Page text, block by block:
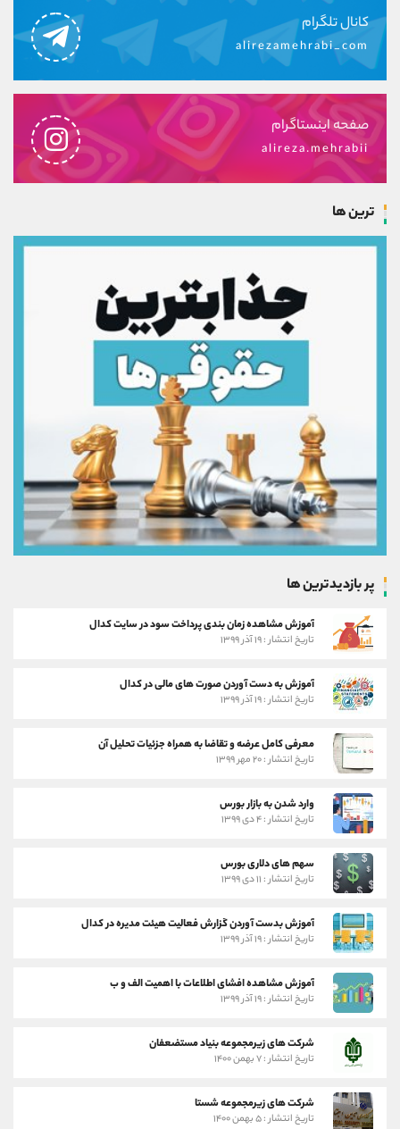
کانال تلگرام
alirezamehrabi_com
صفحه اینستاگرام
alireza.mehrabii
ترین ها
پر بازدیدترین ها
آموزش مشاهده زمان بندی پرداخت سود در سایت کدال
تاریخ انتشار : ۱۹ آذر ۱۳۹۹
آموزش به دست آوردن صورت های مالی در کدال
تاریخ انتشار : ۱۹ آذر ۱۳۹۹
معرفی کامل عرضه و تقاضا به همراه جزئیات تحلیل آن
تاریخ انتشار : ۲۰ مهر ۱۳۹۹
وارد شدن به بازار بورس
تاریخ انتشار : ۴ دی ۱۳۹۹
سهم های دلاری بورس
تاریخ انتشار : ۱۱ دی ۱۳۹۹
آموزش بدست آوردن گزارش فعالیت هیئت مدیره در کدال
تاریخ انتشار : ۱۹ آذر ۱۳۹۹
آموزش مشاهده افشای اطلاعات با اهمیت الف و ب
تاریخ انتشار : ۱۹ آذر ۱۳۹۹
شرکت های زیرمجموعه بنیاد مستضعفان
تاریخ انتشار : ۷ بهمن ۱۴۰۰
شرکت های زیرمجموعه شستا
تاریخ انتشار : ۵ بهمن ۱۴۰۰